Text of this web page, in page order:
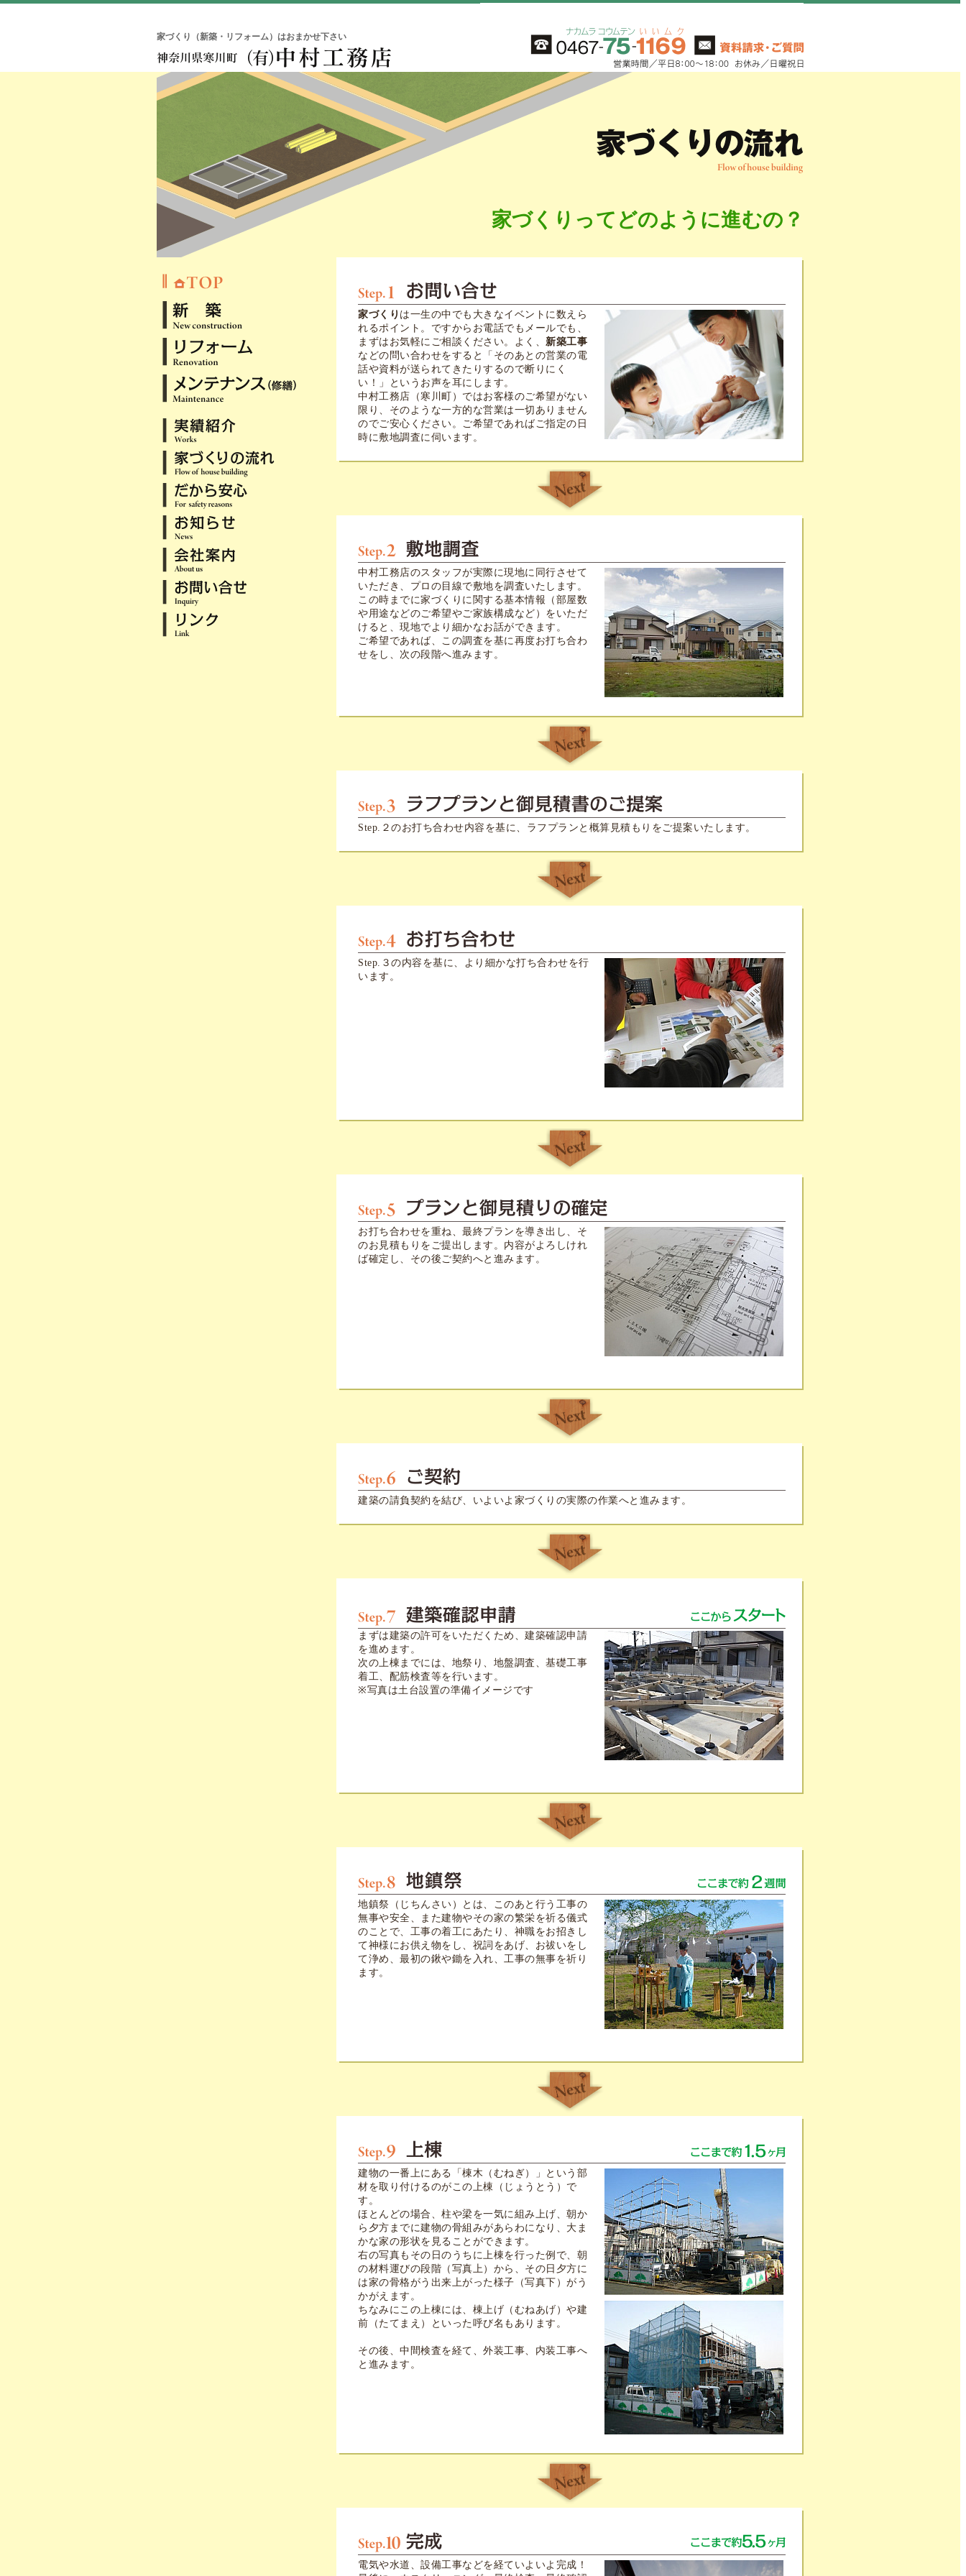
家づくり（新築・リフォーム）はおまかせ下さい
家づくりってどのように進むの？
家づくり は一生の中でも大きなイベントに数えら
れるポイント。ですからお電話でもメールでも、
まずはお気軽にご相談ください。よく、 新築工事
などの問い合わせをすると「そのあとの営業の電
話や資料が送られてきたりするので断りにく
い！」というお声を耳にします。
中村工務店（寒川町）ではお客様のご希望がない
限り、そのような一方的な営業は一切ありません
のでご安心ください。ご希望であればご指定の日
時に敷地調査に伺います。
中村工務店のスタッフが実際に現地に同行させて
いただき、プロの目線で敷地を調査いたします。
この時までに家づくりに関する基本情報（部屋数
や用途などのご希望やご家族構成など）をいただ
けると、現地でより細かなお話ができます。
ご希望であれば、この調査を基に再度お打ち合わ
せをし、次の段階へ進みます。
Step.２のお打ち合わせ内容を基に、ラフプランと概算見積もりをご提案いたします。
Step.３の内容を基に、より細かな打ち合わせを行
います。
お打ち合わせを重ね、最終プランを導き出し、そ
のお見積もりをご提出します。内容がよろしけれ
ば確定し、その後ご契約へと進みます。
建築の請負契約を結び、いよいよ家づくりの実際の作業へと進みます。
まずは建築の許可をいただくため、建築確認申請
を進めます。
次の上棟までには、地祭り、地盤調査、基礎工事
着工、配筋検査等を行います。
※写真は土台設置の準備イメージです
地鎮祭（じちんさい）とは、このあと行う工事の
無事や安全、また建物やその家の繁栄を祈る儀式
のことで、工事の着工にあたり、神職をお招きし
て神様にお供え物をし、祝詞をあげ、お祓いをし
て浄め、最初の鍬や鋤を入れ、工事の無事を祈り
ます。
建物の一番上にある「棟木（むねぎ）」という部
材を取り付けるのがこの上棟（じょうとう）で
す。
ほとんどの場合、柱や梁を一気に組み上げ、朝か
ら夕方までに建物の骨組みがあらわになり、大ま
かな家の形状を見ることができます。
右の写真もその日のうちに上棟を行った例で、朝
の材料運びの段階（写真上）から、その日夕方に
は家の骨格がう出来上がった様子（写真下）がう
かがえます。
ちなみにこの上棟には、棟上げ（むねあげ）や建
前（たてまえ）といった呼び名もあります。
その後、中間検査を経て、外装工事、内装工事へ
と進みます。
電気や水道、設備工事などを経ていよいよ完成！